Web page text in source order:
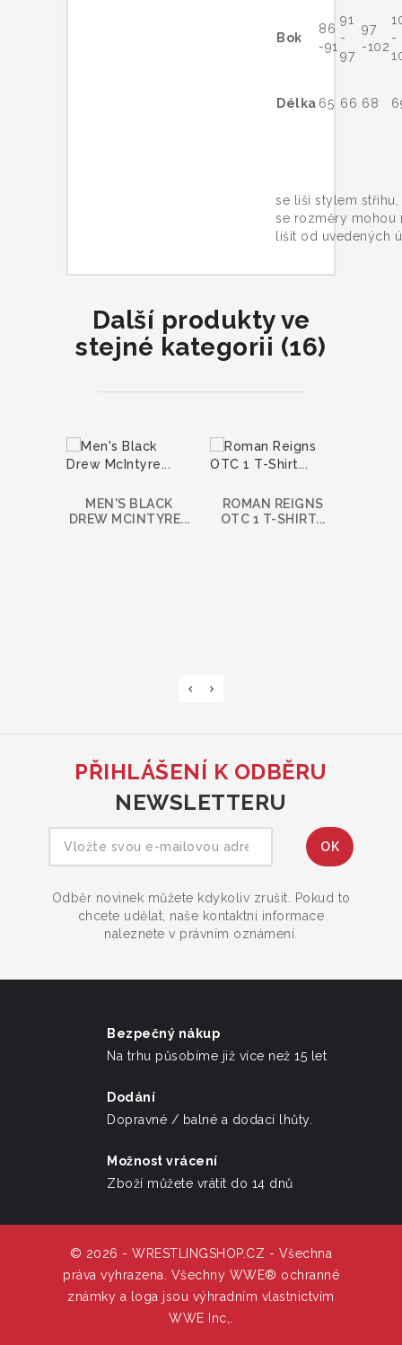
Bok
86
-91
91
-
97
97
-102
-
Délka 65 66 68
se liší stylem
se rozměry mohou
lišit od uvedených
Další produkty ve
stejné kategorii (16)
MEN'S BLACK
DREW MCINTYRE...
ROMAN REIGNS
OTC 1 T-SHIRT...
PŘIHLÁŠENÍ K ODBĚRU
NEWSLETTERU
Odběr novinek můžete kdykoliv zrušit. Pokud to
chcete udělat, naše kontaktní informace
naleznete v právním oznámení.
Bezpečný nákup
Na trhu působíme již více než 15 let
Dodání
Dopravné / balné a dodací lhůty.
Možnost vrácení
Zboží můžete vrátit do 14 dnů
© 2026 - WRESTLINGSHOP.CZ - Všechna
práva vyhrazena. Všechny WWE® ochranné
známky a loga jsou výhradním vlastnictvím
WWE Inc,.